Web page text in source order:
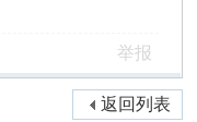
举报
返回列表